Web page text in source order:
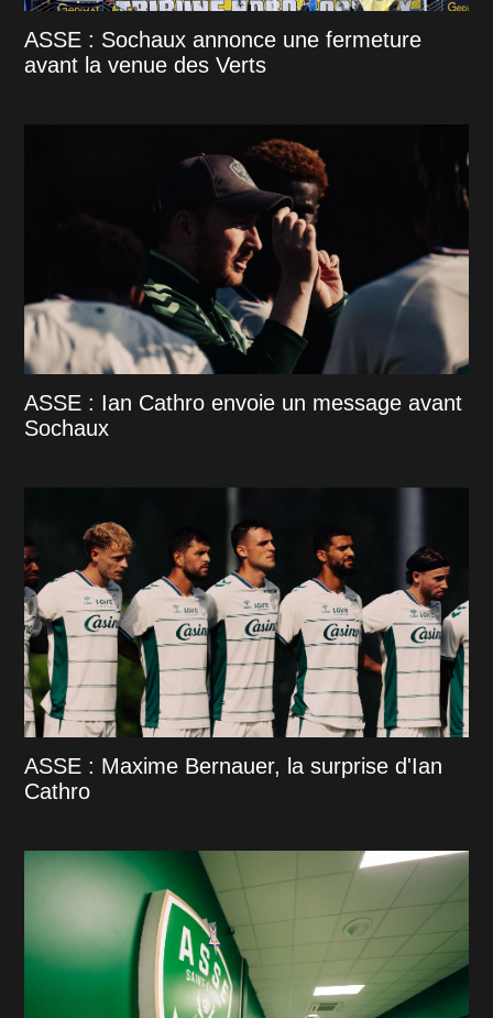
ASSE : Sochaux annonce une fermeture
avant la venue des Verts
ASSE : Ian Cathro envoie un message avant
Sochaux
ASSE : Maxime Bernauer, la surprise d'Ian
Cathro